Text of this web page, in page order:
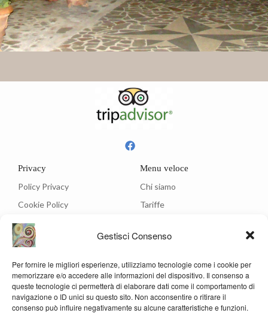
Gestisci Consenso
Per fornire le migliori esperienze, utilizziamo tecnologie come i cookie per
memorizzare e/o accedere alle informazioni del dispositivo. Il consenso a
queste tecnologie ci permetterà di elaborare dati come il comportamento di
navigazione o ID unici su questo sito. Non acconsentire o ritirare il
consenso può influire negativamente su alcune caratteristiche e funzioni.
Privacy
Policy Privacy
Cookie Policy
Menu veloce
Chi siamo
Tariffe
Menù
Contatti
Via C.A. Dalla Chiesa, 3 - 05012 Attigliano (Terni)
info@hotelrosanna.com